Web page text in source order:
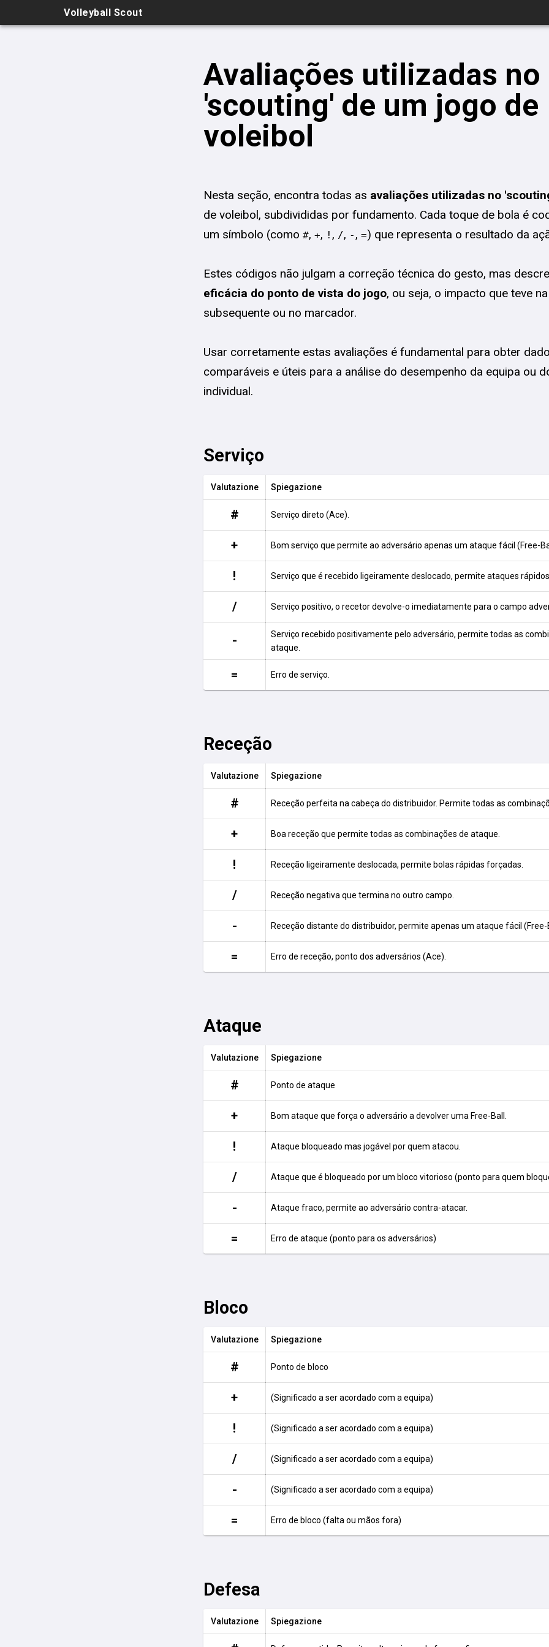
Volleyball Scout
Avaliações utilizadas no
'scouting' de um jogo de
voleibol
Nesta seção, encontra todas as avaliações utilizadas no
de voleibol, subdivididas por fundamento. Cada toque de bola é
um símbolo (como #, +, ! , /, - , =) que representa o resultado da
Estes códigos não julgam a correção técnica do gesto, mas
eficácia do ponto de vista do jogo, ou seja, o impacto que teve
subsequente ou no marcador.
Usar corretamente estas avaliações é fundamental para obter
comparáveis e úteis para a análise do desempenho da equipa ou
individual.
Serviço
Valutazione Spiegazione
# Serviço direto (Ace).
+ Bom serviço que permite ao adversário apenas um ataque fácil (Free-
! Serviço que é recebido ligeiramente deslocado, permite ataques
/ Serviço positivo, o recetor devolve-o imediatamente para o campo
-
Serviço recebido positivamente pelo adversário, permite todas as
ataque.
= Erro de serviço.
Receção
Valutazione Spiegazione
# Receção perfeita na cabeça do distribuidor. Permite todas as
+ Boa receção que permite todas as combinações de ataque.
! Receção ligeiramente deslocada, permite bolas rápidas forçadas.
/ Receção negativa que termina no outro campo.
- Receção distante do distribuidor, permite apenas um ataque fácil (Free-
= Erro de receção, ponto dos adversários (Ace).
Ataque
Valutazione Spiegazione
# Ponto de ataque
+ Bom ataque que força o adversário a devolver uma Free-Ball.
! Ataque bloqueado mas jogável por quem atacou.
/ Ataque que é bloqueado por um bloco vitorioso (ponto para quem
- Ataque fraco, permite ao adversário contra-atacar.
= Erro de ataque (ponto para os adversários)
Bloco
Valutazione Spiegazione
# Ponto de bloco
+ (Significado a ser acordado com a equipa)
! (Significado a ser acordado com a equipa)
/ (Significado a ser acordado com a equipa)
- (Significado a ser acordado com a equipa)
= Erro de bloco (falta ou mãos fora)
Defesa
Valutazione Spiegazione